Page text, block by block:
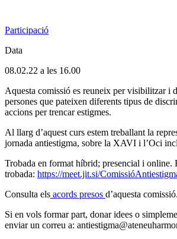
Participació
Data
08.02.22 a les 16.00
Aquesta comissió es reuneix per visibilitzar i
persones que pateixen diferents tipus de
accions per trencar estigmes.
Al llarg d’aquest curs estem treballant la
jornada antiestigma, sobre la XAVI i l’Oci
Trobada en format híbrid; presencial i online.
trobada: https://meet.jit.si/
Consulta els acords presos d’aquesta comissió.
Si en vols formar part, donar idees o
enviar un correu a: